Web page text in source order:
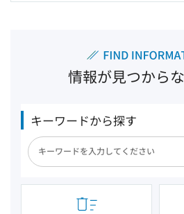
情報が見つから
キーワードから探す